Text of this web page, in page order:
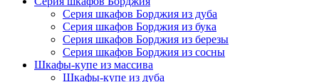
Серия шкафов Борджия из дуба
Серия шкафов Борджия из бука
Серия шкафов Борджия из березы
Серия шкафов Борджия из сосны
Шкафы-купе из массива
Шкафы-купе из дуба